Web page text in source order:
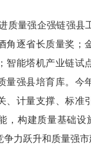
量强企强链强县
角逐省长质量奖；
智能塔机产业链试
量强县培育库。今
、计量支撑、标准
，构建质量基础设
力跃升和质量强市